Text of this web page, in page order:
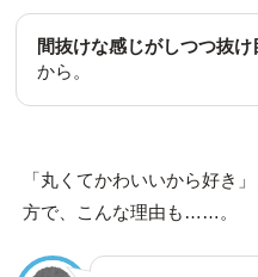
間抜けな感じがしつつ抜け
から。
「丸くてかわいいから好き
方で、こんな理由も……。